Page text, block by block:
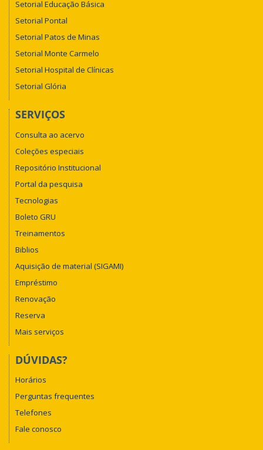
Setorial Educação Básica
Setorial Pontal
Setorial Patos de Minas
Setorial Monte Carmelo
Setorial Hospital de Clínicas
Setorial Glória
SERVIÇOS
Consulta ao acervo
Coleções especiais
Repositório Institucional
Portal da pesquisa
Tecnologias
Boleto GRU
Treinamentos
Biblios
Aquisição de material (SIGAMI)
Empréstimo
Renovação
Reserva
Mais serviços
DÚVIDAS?
Horários
Perguntas frequentes
Telefones
Fale conosco